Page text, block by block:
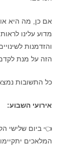
אם כן, מה היא
מדוע עלינו
והזדמנות
הזה על מנת
כל התשובות
אירועי השבוע:
המלאכים